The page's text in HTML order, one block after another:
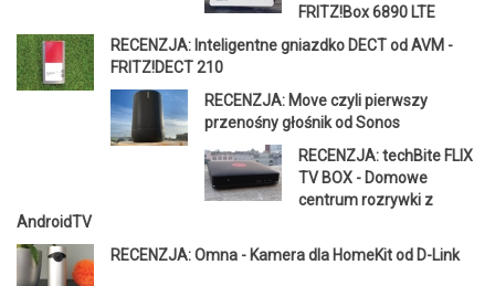
FRITZ!Box 6890 LTE
RECENZJA: Inteligentne gniazdko DECT od AVM -
FRITZ!DECT 210
RECENZJA: Move czyli pierwszy
przenośny głośnik od Sonos
RECENZJA: techBite FLIX
TV BOX - Domowe
centrum rozrywki z
AndroidTV
RECENZJA: Omna - Kamera dla HomeKit od D-Link